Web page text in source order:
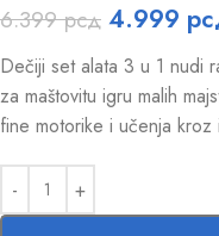
6.399рсд 4.999
Dečiji set alata 3 u 1 nudi
za maštovitu igru malih
fine motorike i učenja kroz